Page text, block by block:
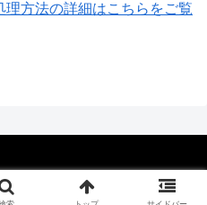
理方法の詳細はこちらをご覧
BLOG.